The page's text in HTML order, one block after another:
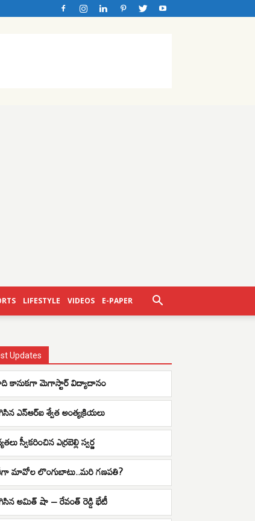
LIFESTYLE VIDEOS E-PAPER
Updates
కానుకగా మెగాస్టార్ విద్యాదానం
ఎన్ఆర్ఐ శ్వేత అంత్యక్రియలు
స్వీకరించిన ఎర్రబెల్లి స్వర్ణ
మావోల లొంగుబాటు..మరి గణపతి?
అమిత్ షా – రేవంత్ రెడ్డి భేటీ